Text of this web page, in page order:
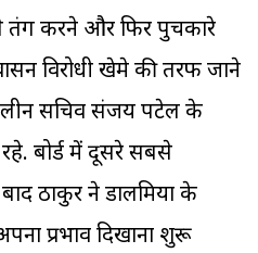
तंग करने और फिर पुचकारे
विरोधी खेमे की तरफ जाने
सचिव संजय पटेल के
बोर्ड में दूसरे सबसे
ठाकुर ने डालमिया के
प्रभाव दिखाना शुरू